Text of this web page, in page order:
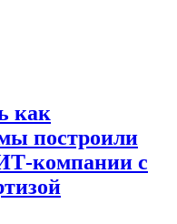
как
построили
компании с